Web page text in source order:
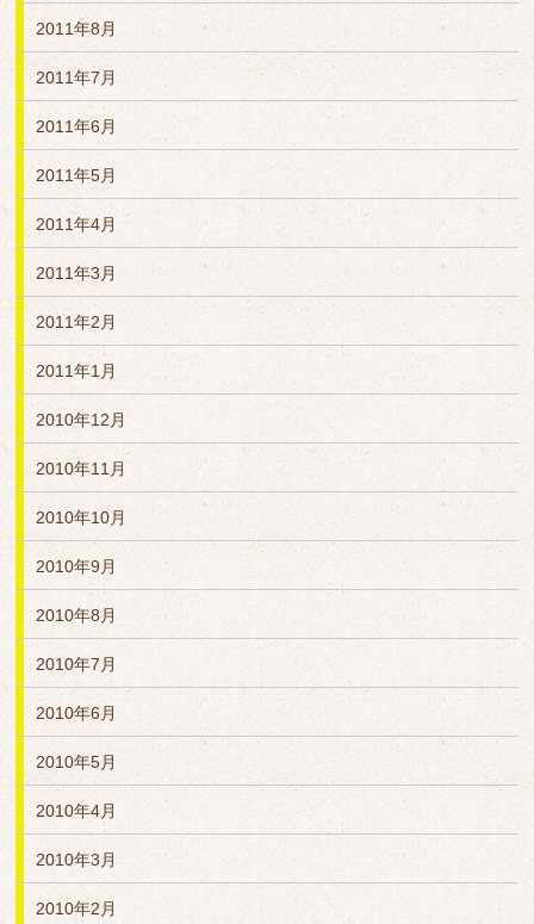
2011年8月
2011年7月
2011年6月
2011年5月
2011年4月
2011年3月
2011年2月
2011年1月
2010年12月
2010年11月
2010年10月
2010年9月
2010年8月
2010年7月
2010年6月
2010年5月
2010年4月
2010年3月
2010年2月